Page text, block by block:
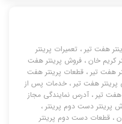
هفت تیر ، تعمیرات پرینتر
کریم خان ، فروش پرینتر هفت
هفت تیر ، قطعات پرینتر هفت
هفت تیر ، خدمات پس از
هفت تیر ، آدرس نمایندگی مجاز
پرینتر دست دوم پرینتر ،
، قطعات دست دوم پرینتر